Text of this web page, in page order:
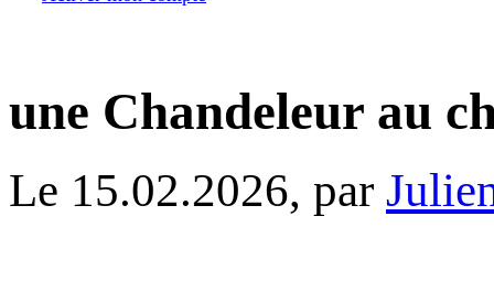
une Chandeleur au
Le 15.02.2026, par